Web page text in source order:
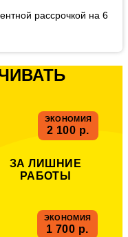
рассрочкой на 6
ЭКОНОМИЯ
2 100 р.
ЗА ЛИШНИЕ
РАБОТЫ
ЭКОНОМИЯ
1 700 р.